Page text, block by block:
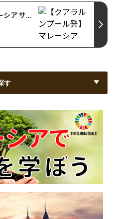
【クアラルンプール発】マレーシア サマースクール特集
す